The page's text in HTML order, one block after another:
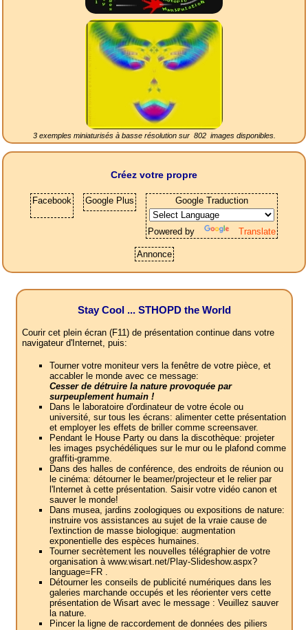
3 exemples miniaturisés à basse résolution sur 802images disponibles.
Créez votre propre
Facebook Google Plus Google Traduction
Powered by Translate
Annonce
Stay Cool ... STHOPD the World
Courir cet plein écran (F11) de présentation continue dans votre
navigateur d'Internet, puis:
Tourner votre moniteur vers la fenêtre de votre pièce, et
accabler le monde avec ce message:
Cesser de détruire la nature provoquée par
surpeuplement humain !
Dans le laboratoire d'ordinateur de votre école ou
université, sur tous les écrans: alimenter cette présentation
et employer les effets de briller comme screensaver.
Pendant le House Party ou dans la discothèque: projeter
les images psychédéliques sur le mur ou le plafond comme
graffiti-gramme.
Dans des halles de conférence, des endroits de réunion ou
le cinéma: détourner le beamer/projecteur et le relier par
l'Internet à cette présentation. Saisir votre vidéo canon et
sauver le monde!
Dans musea, jardins zoologiques ou expositions de nature:
instruire vos assistances au sujet de la vraie cause de
l'extinction de masse biologique: augmentation
exponentielle des espèces humaines.
Tourner secrètement les nouvelles télégraphier de votre
organisation à www.wisart.net/Play-Slideshow.aspx?
language=FR .
Détourner les conseils de publicité numériques dans les
galeries marchande occupés et les réorienter vers cette
présentation de Wisart avec le message : Veuillez sauver
la nature.
Pincer la ligne de raccordement de données des piliers